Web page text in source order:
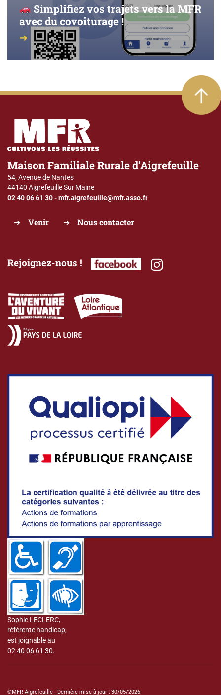
Simplifiez vos trajets vers la MFR
avec du covoiturage !
Maison Familiale Rurale d’Aigrefeuille
54, Avenue de Nantes
44140 Aigrefeuille Sur Maine
02 40 06 61 30-mfr.aigrefeuille@mfr.asso.fr
Venir Nous contacter
Rejoignez-nous !
Sophie LECLERC,
référente handicap,
est joignable au
02 40 06 61 30.
©MFR Aigrefeuille - Dernière mise à jour : 30/05/2026